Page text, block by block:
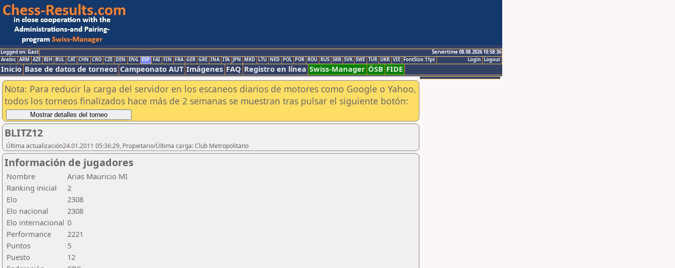
Logged on: Gast
Servertime 08.08.2026 10:58:36
Logout
Login
Arabic ARM AZE BIH BUL CAT CHN CRO CZE DEN ENG ESP FAI FIN FRA GER GRE INA ITA JPN MKD LTU NED POL POR ROU RUS SRB SVK SWE TUR UKR VIE FontSize:11pt
Inicio Base de datos de torneos Campeonato AUT Imágenes FAQ Registro en línea Swiss-Manager ÖSB FIDE
Nota: Para reducir la carga del servidor en los escaneos diarios de motores como Google o Yahoo,
todos los torneos finalizados hace más de 2 semanas se muestran tras pulsar el siguiente botón:
BLITZ12
Última actualización24.01.2011 05:36:29, Propietario/Última carga: Club Metropolitano
Información de jugadores
Nombre
Arias Mauricio MI
Ranking inicial
2
Elo
2308
Elo nacional
2308
Elo internacional 0
Performance
2221
Puntos
5
Puesto
12